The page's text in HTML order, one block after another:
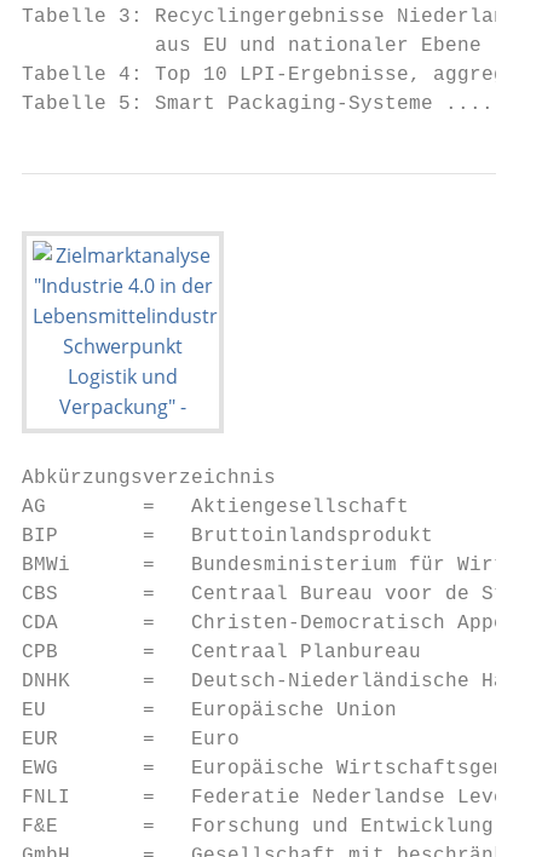
Tabelle 3: Recyclingergebnisse
aus EU und nationaler Ebene
Tabelle 4: Top 10 LPI-
Tabelle 5: Smart Packaging-
Abkürzungsverzeichnis
AG        =   Aktiengesellschaft
BIP       =   Bruttoinlandsprodukt
BMWi      =   Bundesministerium für
CBS       =   Centraal Bureau voor de
CDA       =   Christen-Democratisch Appèl
CPB       =   Centraal Planbureau
DNHK      =   Deutsch-Niederländische
EU        =   Europäische Union
EUR       =   Euro
EWG       =   Europäische
FNLI      =   Federatie Nederlandse
F&E       =   Forschung und Entwicklung